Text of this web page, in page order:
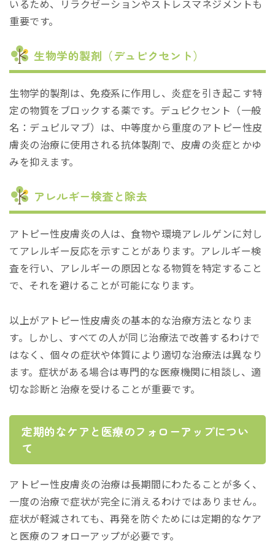
いるため、リラクゼーションやストレスマネジメントも
重要です。
生物学的製剤（デュピクセント）
生物学的製剤は、免疫系に作用し、炎症を引き起こす特
定の物質をブロックする薬です。デュピクセント（一般
名：デュピルマブ）は、中等度から重度のアトピー性皮
膚炎の治療に使用される抗体製剤で、皮膚の炎症とかゆ
みを抑えます。
アレルギー検査と除去
アトピー性皮膚炎の人は、食物や環境アレルゲンに対し
てアレルギー反応を示すことがあります。アレルギー検
査を行い、アレルギーの原因となる物質を特定すること
で、それを避けることが可能になります。
以上がアトピー性皮膚炎の基本的な治療方法となりま
す。しかし、すべての人が同じ治療法で改善するわけで
はなく、個々の症状や体質により適切な治療法は異なり
ます。症状がある場合は専門的な医療機関に相談し、適
切な診断と治療を受けることが重要です。
定期的なケアと医療のフォローアップについ
て
アトピー性皮膚炎の治療は長期間にわたることが多く、
一度の治療で症状が完全に消えるわけではありません。
症状が軽減されても、再発を防ぐためには定期的なケア
と医療のフォローアップが必要です。